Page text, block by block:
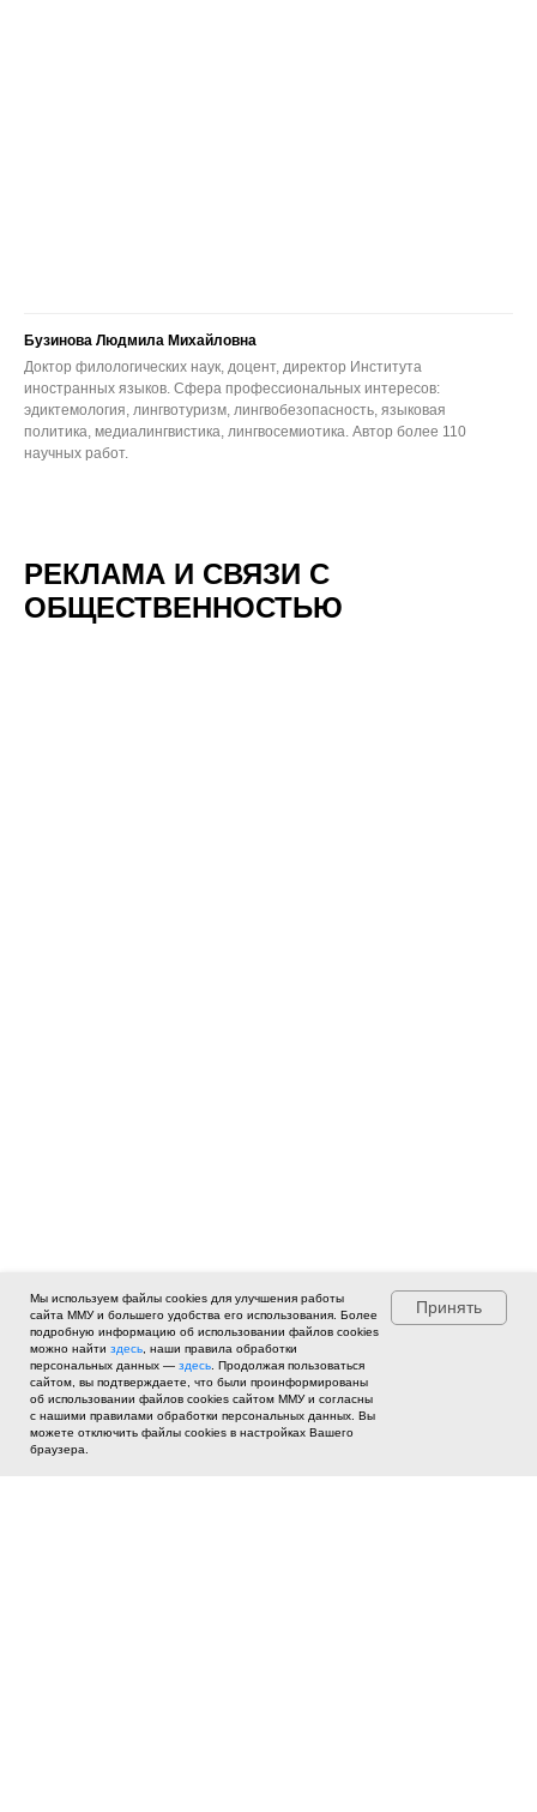
Бузинова Людмила Михайловна
Доктор филологических наук, доцент, директор Института
иностранных языков. Сфера профессиональных интересов:
эдиктемология, лингвотуризм, лингвобезопасность, языковая
политика, медиалингвистика, лингвосемиотика. Автор более 110
научных работ.
РЕКЛАМА И СВЯЗИ С
ОБЩЕСТВЕННОСТЬЮ
Мы используем файлы cookies для улучшения работы
сайта ММУ и большего удобства его использования. Более
подробную информацию об использовании файлов cookies
можно найти здесь , наши правила обработки
персональных данных — здесь . Продолжая пользоваться
сайтом, вы подтверждаете, что были проинформированы
об использовании файлов cookies сайтом ММУ и согласны
с нашими правилами обработки персональных данных. Вы
можете отключить файлы cookies в настройках Вашего
браузера.
Принять